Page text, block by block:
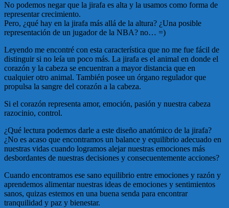
No podemos negar que la jirafa es alta y la usamos como forma de
representar crecimiento.
Pero, ¿qué hay en la jirafa más allá de la altura? ¿Una posible
representación de un jugador de la NBA? no… =)
Leyendo me encontré con esta característica que no me fue fácil de
distinguir si no leía un poco más. La jirafa es el animal en donde el
corazón y la cabeza se encuentran a mayor distancia que en
cualquier otro animal. También posee un órgano regulador que
propulsa la sangre del corazón a la cabeza.
Si el corazón representa amor, emoción, pasión y nuestra cabeza
razocinio, control.
¿Qué lectura podemos darle a este diseño anatómico de la jirafa?
¿No es acaso que encontramos un balance y equilibrio adecuado en
nuestras vidas cuando logramos alejar nuestras emociones más
desbordantes de nuestras decisiones y consecuentemente acciones?
Cuando encontramos ese sano equilibrio entre emociones y razón y
aprendemos alimentar nuestras ideas de emociones y sentimientos
sanos, quizas estemos en una buena senda para encontrar
tranquilidad y paz y bienestar.